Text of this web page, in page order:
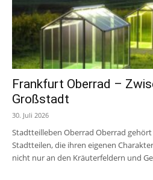
Frankfurt Oberrad –
Großstadt
30. Juli 2026
Stadtteilleben Oberrad Oberrad
Stadtteilen, die ihren eigenen
nicht nur an den Kräuterfeldern und